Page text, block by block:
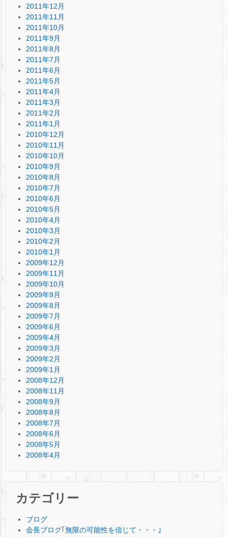
2011年12月
2011年11月
2011年10月
2011年9月
2011年8月
2011年7月
2011年6月
2011年5月
2011年4月
2011年3月
2011年2月
2011年1月
2010年12月
2010年11月
2010年10月
2010年9月
2010年8月
2010年7月
2010年6月
2010年5月
2010年4月
2010年3月
2010年2月
2010年1月
2009年12月
2009年11月
2009年10月
2009年9月
2009年8月
2009年7月
2009年6月
2009年4月
2009年3月
2009年2月
2009年1月
2008年12月
2008年11月
2008年9月
2008年8月
2008年7月
2008年6月
2008年5月
2008年4月
カテゴリー
ブログ
会長ブログ｢無限の可能性を信じて・・・｣